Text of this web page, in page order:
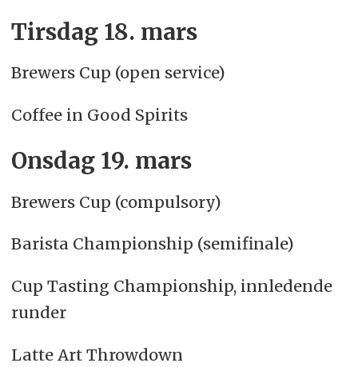
Tirsdag 18. mars
Brewers Cup (open service)
Coffee in Good Spirits
Onsdag 19. mars
Brewers Cup (compulsory)
Barista Championship (semifinale)
Cup Tasting Championship, innledende
runder
Latte Art Throwdown